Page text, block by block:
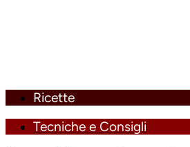
Ricette
Tecniche e Consigli